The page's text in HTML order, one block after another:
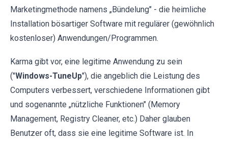
Marketingmethode namens „Bündelung" - die heimliche
Installation bösartiger Software mit regulärer (gewöhnlich
kostenloser) Anwendungen/Programmen.
Karma gibt vor, eine legitime Anwendung zu sein
("Windows-TuneUp"), die angeblich die Leistung des
Computers verbessert, verschiedene Informationen gibt
und sogenannte „nützliche Funktionen" (Memory
Management, Registry Cleaner, etc.) Daher glauben
Benutzer oft, dass sie eine legitime Software ist. In